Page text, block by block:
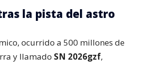
la pista del astro
ocurrido a 500 millones de
y llamado SN 2026gzf,